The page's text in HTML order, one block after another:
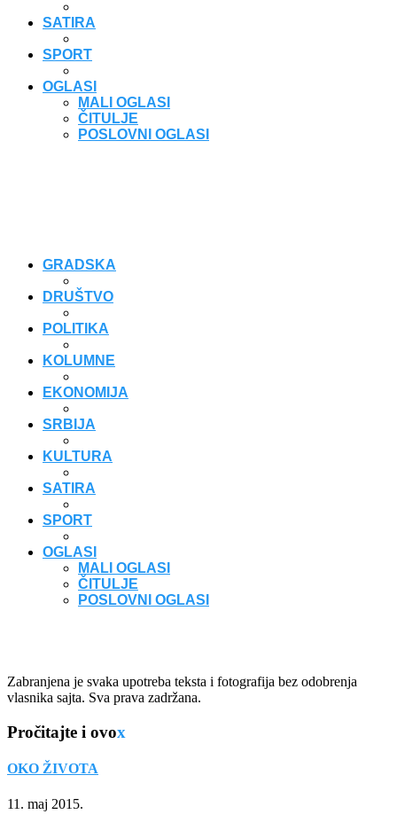
SATIRA
SPORT
OGLASI
MALI OGLASI
ČITULJE
POSLOVNI OGLASI
GRADSKA
DRUŠTVO
POLITIKA
KOLUMNE
EKONOMIJA
SRBIJA
KULTURA
SATIRA
SPORT
OGLASI
MALI OGLASI
ČITULJE
POSLOVNI OGLASI
Zabranjena je svaka upotreba teksta i fotografija bez odobrenja
vlasnika sajta. Sva prava zadržana.
Pročitajte i ovox
OKO ŽIVOTA
11. maj 2015.